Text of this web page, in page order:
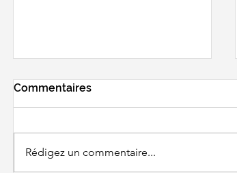
Commentaires
Rédigez un commentaire...